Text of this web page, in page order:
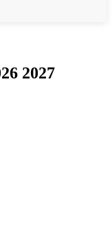
2027